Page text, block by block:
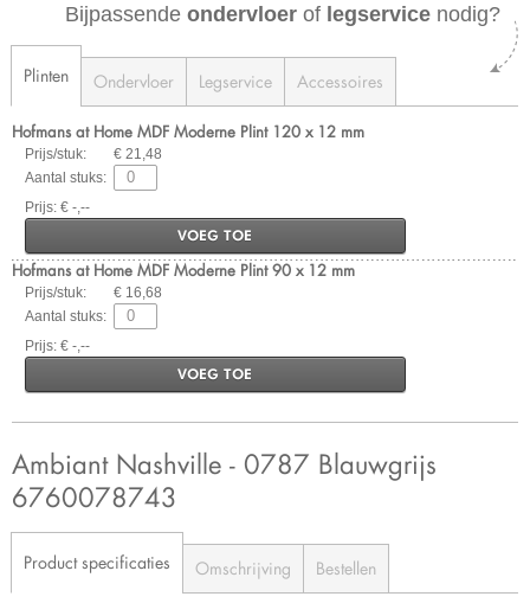
Bijpassende ondervloer of legservice nodig?
Plinten Ondervloer Legservice Accessoires
Hofmans at Home MDF Moderne Plint 120 x 12 mm
Prijs/stuk:
€ 21,48
Aantal stuks:
Prijs: € -,--
VOEG TOE
Hofmans at Home MDF Moderne Plint 90 x 12 mm
Prijs/stuk:
€ 16,68
Aantal stuks:
Prijs: € -,--
VOEG TOE
Ambiant Nashville - 0787 Blauwgrijs
6760078743
Product specificaties Omschrijving Bestellen